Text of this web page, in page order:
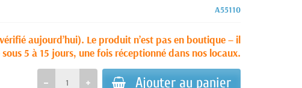
A55110
aujourd’hui). Le produit n’est pas en boutique – il
5 à 15 jours, une fois réceptionné dans nos locaux.
Ajouter au panier